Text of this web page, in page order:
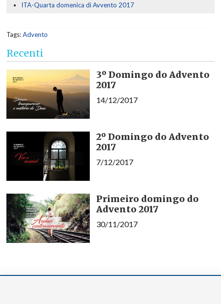
ITA-Quarta domenica di Avvento 2017
Tags:Advento
Recenti
3º Domingo do Advento
2017
14/12/2017
2º Domingo do Advento
2017
7/12/2017
Primeiro domingo do
Advento 2017
30/11/2017